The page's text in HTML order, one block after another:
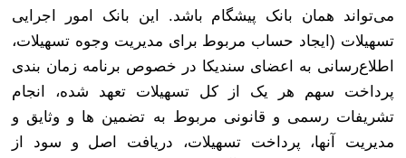
می‌تواند همان بانک پیشگام باشد. این بانک امور اجرایی
تسهیلات (ایجاد حساب مربوط برای مدیریت وجوه تسهیلات،
اطلاع‌رسانی به اعضای سندیکا در خصوص برنامه زمان بندی
پرداخت سهم هر یک از کل تسهیلات تعهد شده، انجام
تشریفات رسمی و قانونی مربوط به تضمین ها و وثایق و
مدیریت آنها، پرداخت تسهیلات، دریافت اصل و سود از